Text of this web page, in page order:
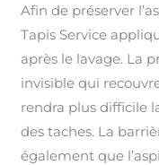
Afin de préserver
Tapis Service
après le lavage. La
invisible qui
rendra plus difficile
des taches. La
également que